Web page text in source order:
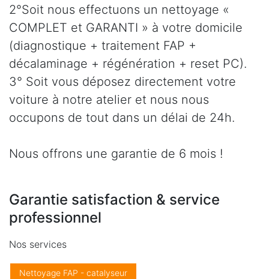
2°Soit nous effectuons un nettoyage «
COMPLET et GARANTI » à votre domicile
(diagnostique + traitement FAP +
décalaminage + régénération + reset PC).
3° Soit vous déposez directement votre
voiture à notre atelier et nous nous
occupons de tout dans un délai de 24h.
Nous offrons une garantie de 6 mois !
Garantie satisfaction & service
professionnel
Nos services
Nettoyage FAP - catalyseur